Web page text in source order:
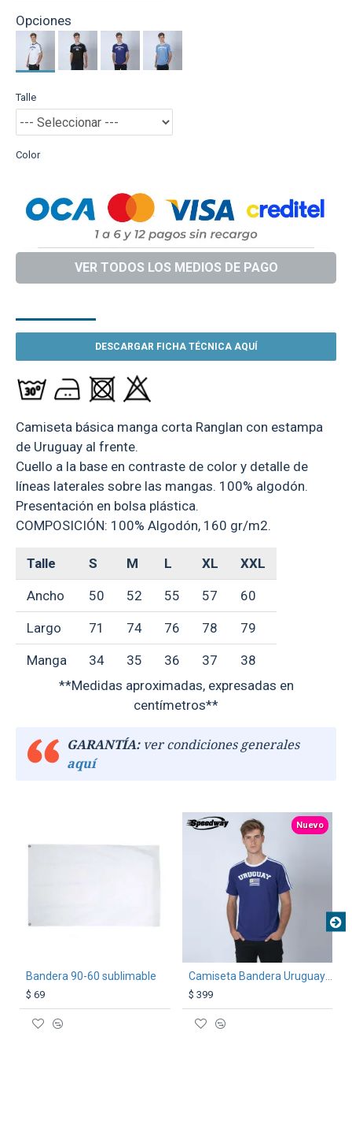
Opciones
Talle
Color
VER TODOS LOS MEDIOS DE PAGO
DESCARGAR FICHA TÉCNICA AQUÍ
Camiseta básica manga corta Ranglan con estampa
de Uruguay al frente.
Cuello a la base en contraste de color y detalle de
líneas laterales sobre las mangas. 100% algodón.
Presentación en bolsa plástica.
COMPOSICIÓN: 100% Algodón, 160 gr/m2.
Talle S M L XL XXL
Ancho 50 52 55 57 60
Largo 71 74 76 78 79
Manga 34 35 36 37
38
**Medidas aproximadas, expresadas en
centímetros**
GARANTÍA:ver condiciones generales
aquí
Bandera 90-60 sublimable
$ 69
Nuevo
TEXTTRANSPARENTE
Camiseta Bandera Uruguay Azul
$ 399